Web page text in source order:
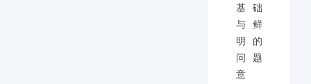
基础
与鲜
明的
问题
意